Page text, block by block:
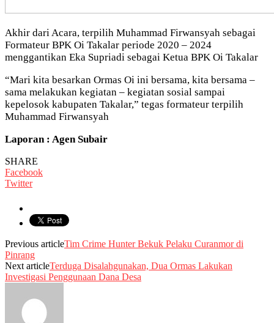
Akhir dari Acara, terpilih Muhammad Firwansyah sebagai
Formateur BPK Oi Takalar periode 2020 – 2024
menggantikan Eka Supriadi sebagai Ketua BPK Oi Takalar
“Mari kita besarkan Ormas Oi ini bersama, kita bersama –
sama melakukan kegiatan – kegiatan sosial sampai
kepelosok kabupaten Takalar,” tegas formateur terpilih
Muhammad Firwansyah
Laporan : Agen Subair
SHARE
Facebook
Twitter
Previous articleTim Crime Hunter Bekuk Pelaku Curanmor di
Pinrang
Next articleTerduga Disalahgunakan, Dua Ormas Lakukan
Investigasi Penggunaan Dana Desa